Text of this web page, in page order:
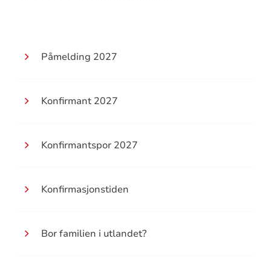
Påmelding 2027
Konfirmant 2027
Konfirmantspor 2027
Konfirmasjonstiden
Bor familien i utlandet?